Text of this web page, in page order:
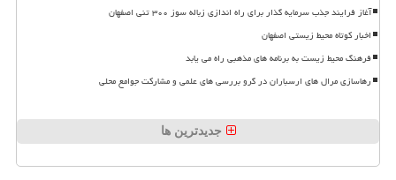
آغاز فرایند جذب سرمایه گذار برای راه اندازی زباله سوز ۳۰۰ تنی اصفهان
اخبار کوتاه محیط زیستی اصفهان
فرهنگ محیط زیست به برنامه های مذهبی راه می یابد
رهاسازی مرال های ارسباران در گرو بررسی های علمی و مشارکت جوامع محلی
جدیدترین ها